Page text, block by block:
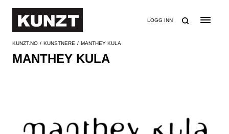
LOGG INN
KUNZT.NO KUNSTNERE MANTHEY KULA
MANTHEY KULA